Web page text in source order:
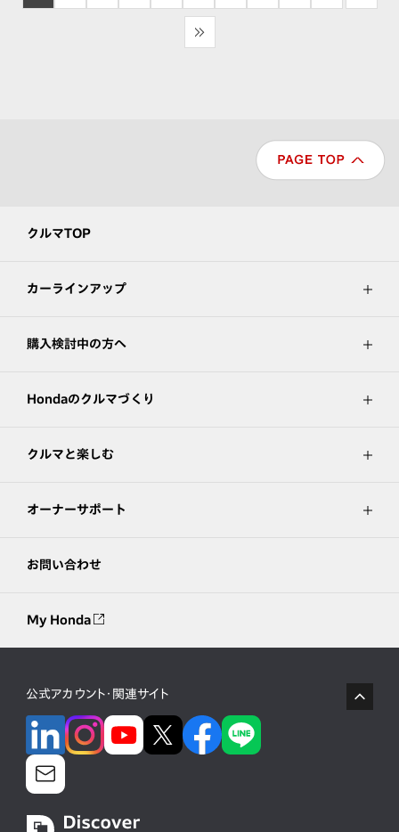
>>
クルマTOP
カーラインアップ
購入検討中の方へ
Hondaのクルマづくり
クルマと楽しむ
オーナーサポート
お問い合わせ
My Honda
公式アカウント・関連サイト